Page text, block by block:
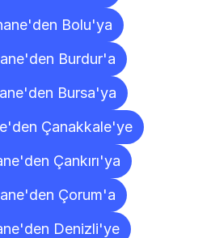
Bolu'ya
Burdur'a
Bursa'ya
Çanakkale'ye
Çankırı'ya
Çorum'a
Denizli'ye